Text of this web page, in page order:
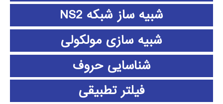
شبیه ساز شبکه NS2
شبیه سازی مولکولی
شناسایی حروف
فیلتر تطبیقی